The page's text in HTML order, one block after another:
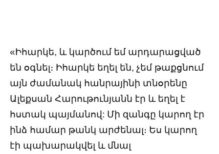
«Իհարկե, և կարծում եմ արդարացված
են օգնել։ Իհարկե եղել են, չեմ թաքցնում
այն ժամանակ հանրայինի տնօրենը
Ալեքսան Հարութունյանն էր և եղել է
հստակ պայմանով: Մի զանգը կարող էր
ինձ համար թանկ արժենալ։ Ես կարող
էի պախարակվել և մնալ